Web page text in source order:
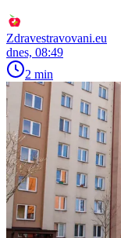
Zdravestravovani.eu
dnes, 08:49
2 min